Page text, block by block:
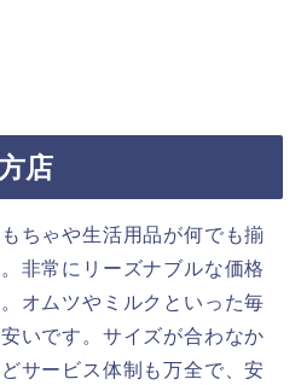
店
ちゃや生活用品が何でも揃
非常にリーズナブルな価格
オムツやミルクといった毎
いです。サイズが合わなか
サービス体制も万全で、安